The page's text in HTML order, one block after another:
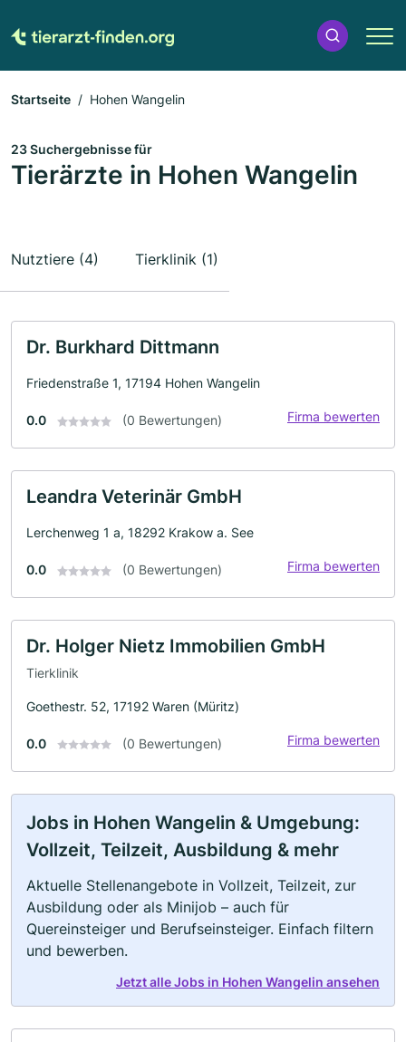
Startseite Hohen Wangelin
23 Suchergebnisse für
Tierärzte in Hohen Wangelin
Nutztiere (4) Tierklinik (1)
Dr. Burkhard Dittmann
Friedenstraße 1, 17194 Hohen Wangelin
0.0 (0 Bewertungen) Firma bewerten
Leandra Veterinär GmbH
Lerchenweg 1 a, 18292 Krakow a. See
0.0 (0 Bewertungen) Firma bewerten
Dr. Holger Nietz Immobilien GmbH
Tierklinik
Goethestr. 52, 17192 Waren (Müritz)
0.0 (0 Bewertungen) Firma bewerten
Jobs in Hohen Wangelin & Umgebung:
Vollzeit, Teilzeit, Ausbildung & mehr
Aktuelle Stellenangebote in Vollzeit, Teilzeit, zur
Ausbildung oder als Minijob – auch für
Quereinsteiger und Berufseinsteiger. Einfach filtern
und bewerben.
Jetzt alle Jobs in Hohen Wangelin ansehen